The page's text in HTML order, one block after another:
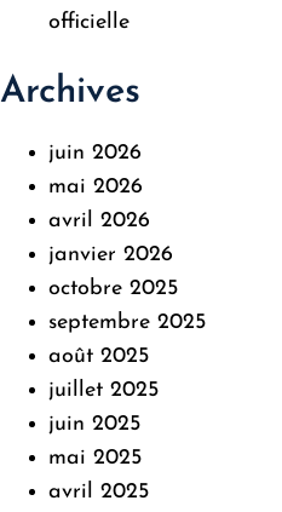
officielle
Archives
juin 2026
mai 2026
avril 2026
janvier 2026
octobre 2025
septembre 2025
août 2025
juillet 2025
juin 2025
mai 2025
avril 2025